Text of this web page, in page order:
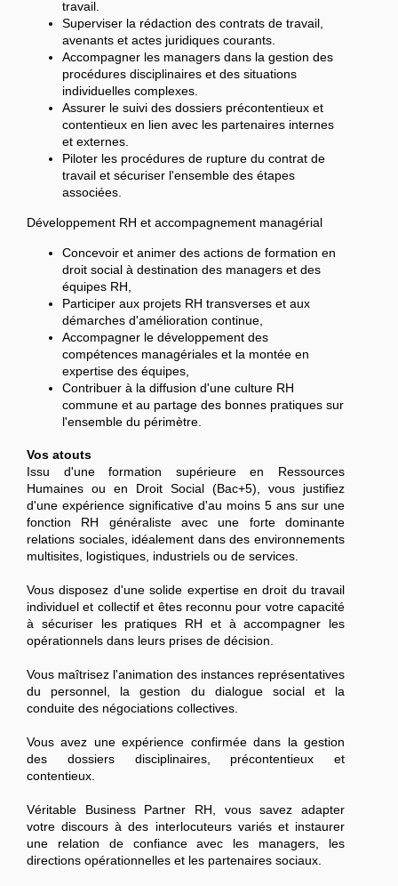
travail.
Superviser la rédaction des contrats de travail,
avenants et actes juridiques courants.
Accompagner les managers dans la gestion des
procédures disciplinaires et des situations
individuelles complexes.
Assurer le suivi des dossiers précontentieux et
contentieux en lien avec les partenaires internes
et externes.
Piloter les procédures de rupture du contrat de
travail et sécuriser l'ensemble des étapes
associées.
Développement RH et accompagnement managérial
Concevoir et animer des actions de formation en
droit social à destination des managers et des
équipes RH,
Participer aux projets RH transverses et aux
démarches d'amélioration continue,
Accompagner le développement des
compétences managériales et la montée en
expertise des équipes,
Contribuer à la diffusion d'une culture RH
commune et au partage des bonnes pratiques sur
l'ensemble du périmètre.
Vos atouts
Issu d'une formation supérieure en Ressources
Humaines ou en Droit Social (Bac+5), vous justifiez
d'une expérience significative d'au moins 5 ans sur une
fonction RH généraliste avec une forte dominante
relations sociales, idéalement dans des environnements
multisites, logistiques, industriels ou de services.
Vous disposez d'une solide expertise en droit du travail
individuel et collectif et êtes reconnu pour votre capacité
à sécuriser les pratiques RH et à accompagner les
opérationnels dans leurs prises de décision.
Vous maîtrisez l'animation des instances représentatives
du personnel, la gestion du dialogue social et la
conduite des négociations collectives.
Vous avez une expérience confirmée dans la gestion
des dossiers disciplinaires, précontentieux et
contentieux.
Véritable Business Partner RH, vous savez adapter
votre discours à des interlocuteurs variés et instaurer
une relation de confiance avec les managers, les
directions opérationnelles et les partenaires sociaux.